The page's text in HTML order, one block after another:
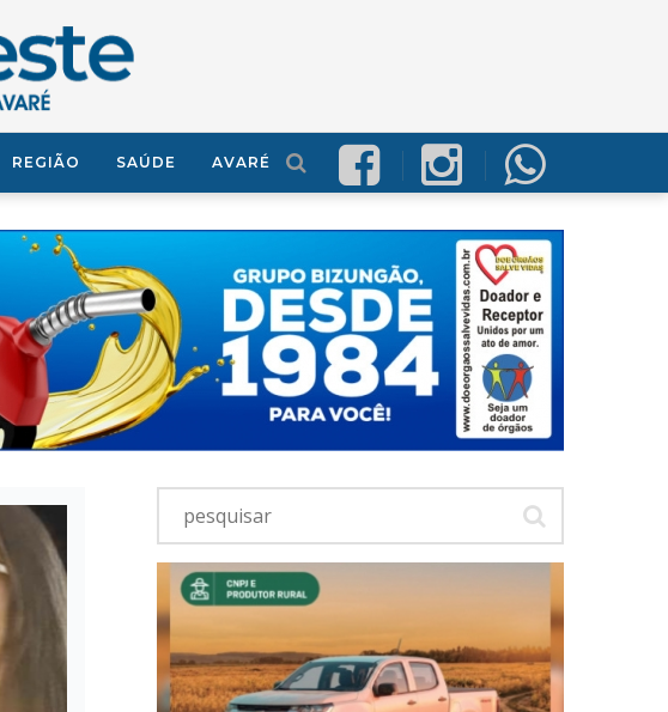
REGIÃO SAÚDE AVARÉ